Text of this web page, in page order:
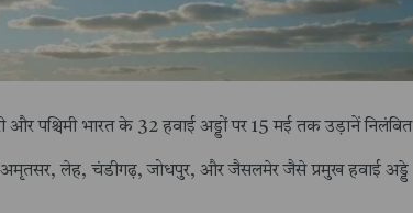
और पश्चिमी भारत के 32 हवाई अड्डों पर 15 मई तक उड़ानें निलंबित
अमृतसर, लेह, चंडीगढ़, जोधपुर, और जैसलमेर जैसे प्रमुख हवाई अड्डे